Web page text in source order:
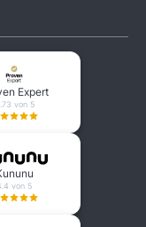
Expert
von 5
von 5